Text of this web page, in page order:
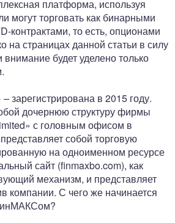
платформа, используя
могут торговать как бинарными
контрактами, то есть, опционами
на страницах данной статьи в силу
будет уделено только
зарегистрирована в 2015 году.
дочернюю структуру фирмы
с головным офисом в
собой торговую
на одноименном ресурсе
сайт (finmaxbo.com), как
механизм, и представляет
компании. С чего же начинается